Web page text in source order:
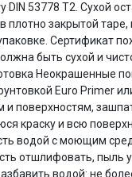
53778 Т2. Сухой
плотно закрытой
Сертификат
быть сухой и
Неокрашенные
Euro Primer
и поверхностям,
краску и всю
водой с моющим
отшлифовать, пыль
водой: не